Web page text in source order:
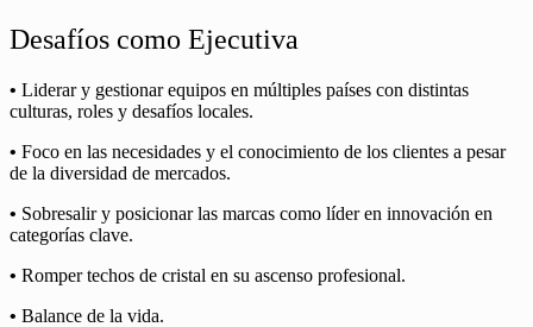
Desafíos como Ejecutiva
• Liderar y gestionar equipos en múltiples países con distintas
culturas, roles y desafíos locales.
• Foco en las necesidades y el conocimiento de los clientes a pesar
de la diversidad de mercados.
• Sobresalir y posicionar las marcas como líder en innovación en
categorías clave.
• Romper techos de cristal en su ascenso profesional.
• Balance de la vida.